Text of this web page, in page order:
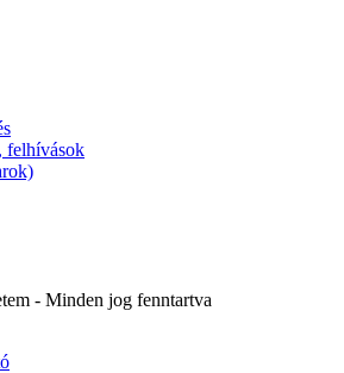
felhívások
- Minden jog fenntartva